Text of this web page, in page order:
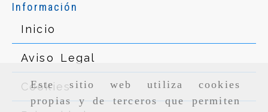
Este sitio web utiliza cookies
propias y de terceros que permiten
Información
Inicio
Aviso Legal
Cookies